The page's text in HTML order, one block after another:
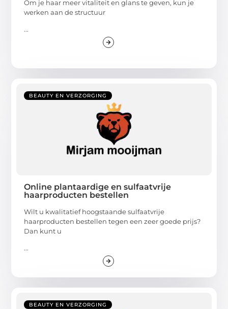
Om je haar meer vitaliteit en glans te geven, kun je
werken aan de structuur
...
BEAUTY EN VERZORGING
Online plantaardige en sulfaatvrije
haarproducten bestellen
Wilt u kwalitatief hoogstaande sulfaatvrije
haarproducten bestellen tegen een zeer goede prijs?
Dan kunt u
...
BEAUTY EN VERZORGING